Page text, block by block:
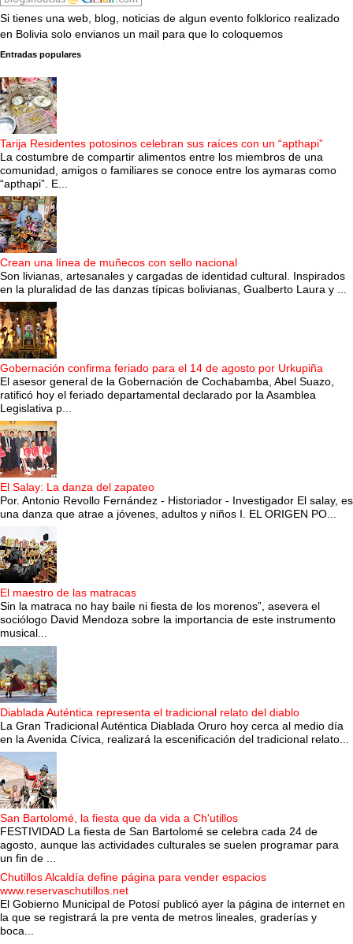
Si tienes una web, blog, noticias de algun evento folklorico realizado
en Bolivia solo envianos un mail para que lo coloquemos
Entradas populares
Tarija Residentes potosinos celebran sus raíces con un “apthapi”
La costumbre de compartir alimentos entre los miembros de una
comunidad, amigos o familiares se conoce entre los aymaras como
“apthapi”. E...
Crean una línea de muñecos con sello nacional
Son livianas, artesanales y cargadas de identidad cultural. Inspirados
en la pluralidad de las danzas típicas bolivianas, Gualberto Laura y ...
Gobernación confirma feriado para el 14 de agosto por Urkupiña
El asesor general de la Gobernación de Cochabamba, Abel Suazo,
ratificó hoy el feriado departamental declarado por la Asamblea
Legislativa p...
El Salay: La danza del zapateo
Por. Antonio Revollo Fernández - Historiador - Investigador El salay, es
una danza que atrae a jóvenes, adultos y niños I. EL ORIGEN PO...
El maestro de las matracas
Sin la matraca no hay baile ni fiesta de los morenos”, asevera el
sociólogo David Mendoza sobre la importancia de este instrumento
musical...
Diablada Auténtica representa el tradicional relato del diablo
La Gran Tradicional Auténtica Diablada Oruro hoy cerca al medio día
en la Avenida Cívica, realizará la escenificación del tradicional relato...
San Bartolomé, la fiesta que da vida a Ch'utillos
FESTIVIDAD La fiesta de San Bartolomé se celebra cada 24 de
agosto, aunque las actividades culturales se suelen programar para
un fin de ...
Chutillos Alcaldía define página para vender espacios
www.reservaschutillos.net
El Gobierno Municipal de Potosí publicó ayer la página de internet en
la que se registrará la pre venta de metros lineales, graderías y
boca...